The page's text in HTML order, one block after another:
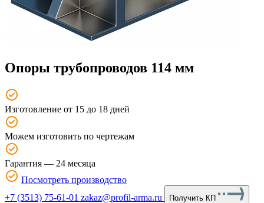
Опоры трубопроводов 114 мм
Изготовление от 15 до 18 дней
Можем изготовить по чертежам
Гарантия — 24 месяца
Посмотреть производство
+7 (3513) 75-61-01 zakaz@profil-arma.ru Получить КП